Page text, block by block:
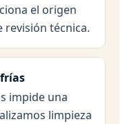
el origen
técnica.
impide una
limpieza